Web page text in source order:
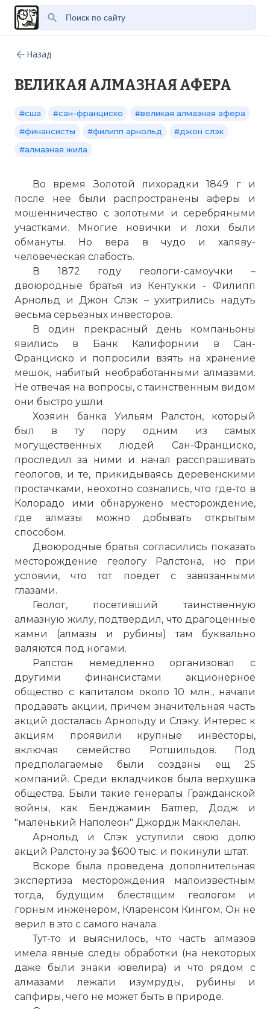
Назад
ВЕЛИКАЯ АЛМАЗНАЯ АФЕРА
#сша #сан-франциско
#великая алмазная афера
#финансисты
#филипп арнольд
#джон слэк
#алмазная жила
Во время Золотой лихорадки 1849 г и
после нее были распространены аферы и
мошенничество с золотыми и серебряными
участками. Многие новички и лохи были
обмануты. Но вера в чудо и халяву-
человеческая слабость.
В 1872 году геологи-самоучки –
двоюродные братья из Кентукки - Филипп
Арнольд и Джон Слэк – ухитрились надуть
весьма серьезных инвесторов.
В один прекрасный день компаньоны
явились в Банк Калифорнии в Сан-
Франциско и попросили взять на хранение
мешок, набитый необработанными алмазами.
Не отвечая на вопросы, с таинственным видом
они быстро ушли.
Хозяин банка Уильям Ралстон, который
был в ту пору одним из самых
могущественных людей Сан-Франциско,
проследил за ними и начал расспрашивать
геологов, и те, прикидываясь деревенскими
простачками, неохотно сознались, что где-то в
Колорадо ими обнаружено месторождение,
где алмазы можно добывать открытым
способом.
Двоюродные братья согласились показать
месторождение геологу Ралстона, но при
условии, что тот поедет с завязанными
глазами.
Геолог, посетивший таинственную
алмазную жилу, подтвердил, что драгоценные
камни (алмазы и рубины) там буквально
валяются под ногами.
Ралстон немедленно организовал с
другими финансистами акционерное
общество с капиталом около 10 млн., начали
продавать акции, причем значительная часть
акций досталась Арнольду и Слэку. Интерес к
акциям проявили крупные инвесторы,
включая семейство Ротшильдов. Под
предполагаемые были созданы ещ 25
компаний. Среди вкладчиков была верхушка
общества. Были такие генералы Гражданской
войны, как Бенджамин Батлер, Додж и
"маленький Наполеон" Джордж Макклелан.
Арнольд и Слэк уступили свою долю
акций Ралстону за $600 тыс. и покинули штат.
Вскоре была проведена дополнительная
экспертиза месторождения малоизвестным
тогда, будущим блестящим геологом и
горным инженером, Кларенсом Кингом. Он не
верил в это с самого начала.
Тут-то и выяснилось, что часть алмазов
имела явные следы обработки (на некоторых
даже были знаки ювелира) и что рядом с
алмазами лежали изумруды, рубины и
сапфиры, чего не может быть в природе.